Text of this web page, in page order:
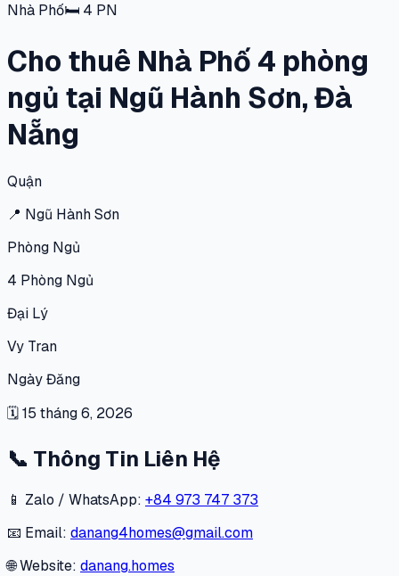
Nhà Phố🛏 4 PN
Cho thuê Nhà Phố 4 phòng
ngủ tại Ngũ Hành Sơn, Đà
Nẵng
Quận
📍 Ngũ Hành Sơn
Phòng Ngủ
4 Phòng Ngủ
Đại Lý
Vy Tran
Ngày Đăng
🗓15 tháng 6, 2026
📞 Thông Tin Liên Hệ
📱 Zalo / WhatsApp: +84 973 747 373
📧 Email: danang4homes@gmail.com
🌐 Website: danang.homes